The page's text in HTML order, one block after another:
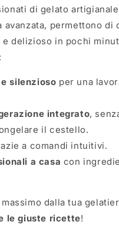
di gelato
permettono di
delizioso in pochi
silenzioso per una
integrato,
il cestello.
a comandi intuitivi.
a casa con
dalla tua
le giuste ricette!